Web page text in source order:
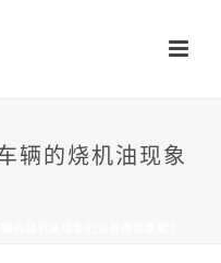
辆的烧机油现象